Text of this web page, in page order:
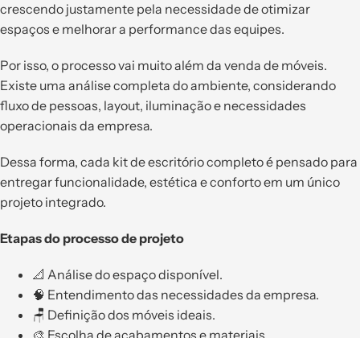
crescendo justamente pela necessidade de otimizar
espaços e melhorar a performance das equipes.
Por isso, o processo vai muito além da venda de móveis.
Existe uma análise completa do ambiente, considerando
fluxo de pessoas, layout, iluminação e necessidades
operacionais da empresa.
Dessa forma, cada kit de escritório completo é pensado para
entregar funcionalidade, estética e conforto em um único
projeto integrado.
Etapas do processo de projeto
📐 Análise do espaço disponível.
🧠 Entendimento das necessidades da empresa.
🪑 Definição dos móveis ideais.